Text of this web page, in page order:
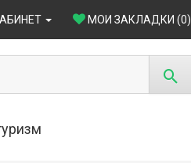
МОИ ЗАКЛАДКИ (0)